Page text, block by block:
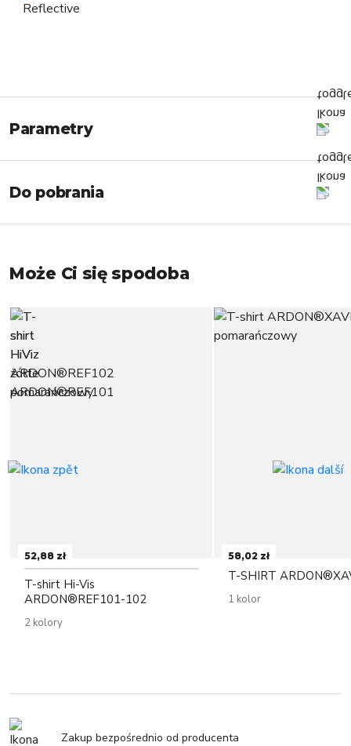
Parametry
Do pobrania
Może Ci się spodoba
52,88 zł
T-shirt Hi-Vis
ARDON®REF101-102
2 kolory
58,02 zł
T-SHIRT
1 kolor
Zakup bezpośrednio od producenta